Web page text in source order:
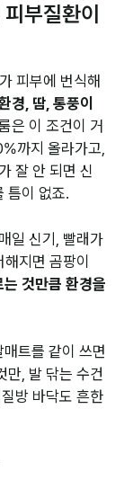
부질환이
가 피부에 번식해
경, 땀, 통풍이
은 이 조건이 거
까지 올라가고,
잘 안 되면 신
틈이 없죠.
일 신기, 빨래가
지면 곰팡이
는 것만큼 환경을
매트를 같이 쓰면
만, 발 닦는 수건
방 바닥도 흔한